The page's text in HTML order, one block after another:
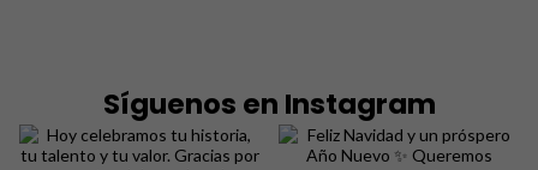
Síguenos en Instagram